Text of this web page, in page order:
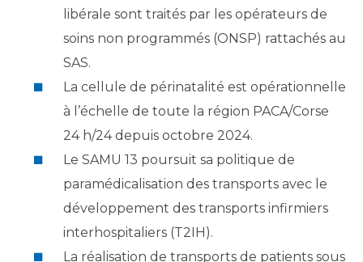
libérale sont traités par les opérateurs de
soins non programmés (ONSP) rattachés au
SAS.
La cellule de périnatalité est opérationnelle
à l’échelle de toute la région PACA/Corse
24 h/24 depuis octobre 2024.
Le SAMU 13 poursuit sa politique de
paramédicalisation des transports avec le
développement des transports infirmiers
interhospitaliers (T2IH).
La réalisation de transports de patients sous